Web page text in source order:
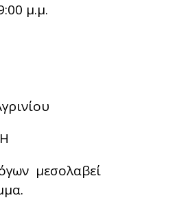
μ.μ.
μεσολαβεί